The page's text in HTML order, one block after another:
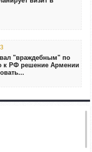
"враждебным" по
к РФ решение Армении